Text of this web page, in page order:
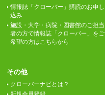
情報誌「クローバー」購読のお申し
込み
施設・大学・病院・図書館のご担当
者の方で情報誌「クローバー」をご
希望の方はこちらから
その他
クローバーナビとは？